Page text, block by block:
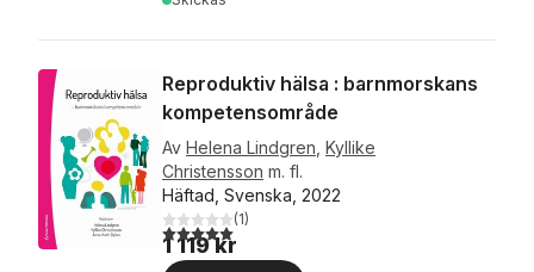
Reproduktiv hälsa : barnmorskans
kompetensområde
Av Helena Lindgren Kyllike
Christensson m. fl.
Häftad, Svenska, 2022
5,0utav 5 stjärnor. Totalt antal röster:
(1)
1 119 kr